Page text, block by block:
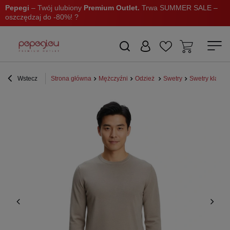
Pepegi – Twój ulubiony Premium Outlet. Trwa SUMMER SALE –
oszczędzaj do -80%! ?
Wstecz Strona główna Mężczyźni Odzież Swetry Swetry